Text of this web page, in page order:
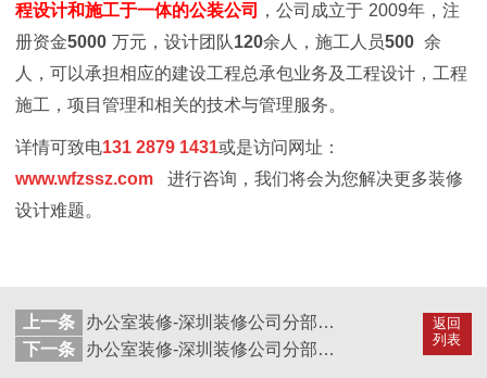
程设计和施工于一体的公装公司
，公司成立于 2009年，注
册资金5000 万元，设计团队120余人，施工人员500 余
人，可以承担相应的建设工程总承包业务及工程设计，工程
施工，项目管理和相关的技术与管理服务。
详情可致电131 2879 1431或是访问网址：
www.wfzssz.com
进行咨询，我们将会为您解决更多装修
设计难题。
返回
列表
上一条
办公室装修-深圳装修公司分部分项工程施工方案十九
下一条
办公室装修-深圳装修公司分部分项工程施工方案十七